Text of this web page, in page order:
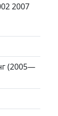
2007
(2005—